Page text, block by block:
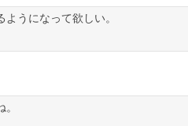
うになって欲しい。